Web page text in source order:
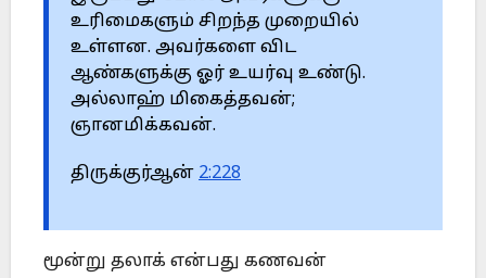
உரிமைகளும் சிறந்த முறையில்
உள்ளன. அவர்களை விட
ஆண்களுக்கு ஓர் உயர்வு உண்டு.
அல்லாஹ் மிகைத்தவன்;
ஞானமிக்கவன்.
திருக்குர்ஆன் 2:228
மூன்று தலாக் என்பது கணவன்